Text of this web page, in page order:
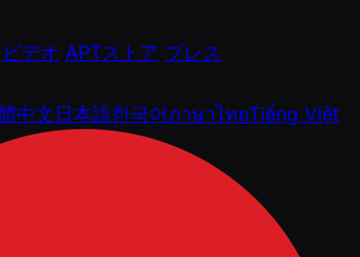
ビデオ APTストア プレス
中文日本語한국어ภาษาไทยTiếng Việt